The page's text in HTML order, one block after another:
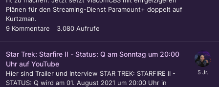
Plänen für den Streaming-Dienst Paramount+ doppelt auf
Kurtzman.
9 Kommentare 3.080 Aufrufe
Star Trek: Starfire II - Status: Q am Sonntag um 20:00
Uhr auf YouTube
Hier sind Trailer und Interview STAR TREK: STARFIRE II -
STATUS: Q wird am 01. August 2021 um 20:00 Uhr in